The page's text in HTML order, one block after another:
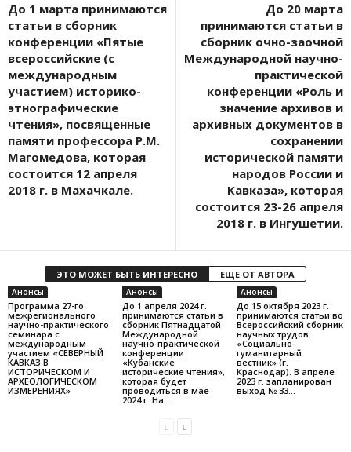
До 1 марта принимаются
статьи в сборник
конференции «Пятые
всероссийские (с
международным
участием) историко-
этнографические
чтения», посвященные
памяти профессора Р.М.
Магомедова, которая
состоится 12 апреля
2018 г. в Махачкале.
До 20 марта
принимаются статьи в
сборник очно-заочной
Международной научно-
практической
конференции «Роль и
значение архивов и
архивных документов в
сохранении
исторической памяти
народов России и
Кавказа», которая
состоится 23-26 апреля
2018 г. в Ингушетии.
ЭТО МОЖЕТ БЫТЬ ИНТЕРЕСНО ЕЩЕ ОТ АВТОРА
Анонсы
Программа 27-го
межрегионального
научно-практического
семинара с
международным
участием «СЕВЕРНЫЙ
КАВКАЗ В
ИСТОРИЧЕСКОМ И
АРХЕОЛОГИЧЕСКОМ
ИЗМЕРЕНИЯХ»
Анонсы
До 1 апреля 2024 г.
принимаются статьи в
сборник Пятнадцатой
Международной
научно-практической
конференции
«Кубанские
исторические чтения»,
которая будет
проводиться в мае
2024 г. На...
Анонсы
До 15 октября 2023 г.
принимаются статьи во
Всероссийский сборник
научных трудов
«Социально-
гуманитарный
вестник» (г.
Краснодар). В апреле
2023 г. запланирован
выход № 33...